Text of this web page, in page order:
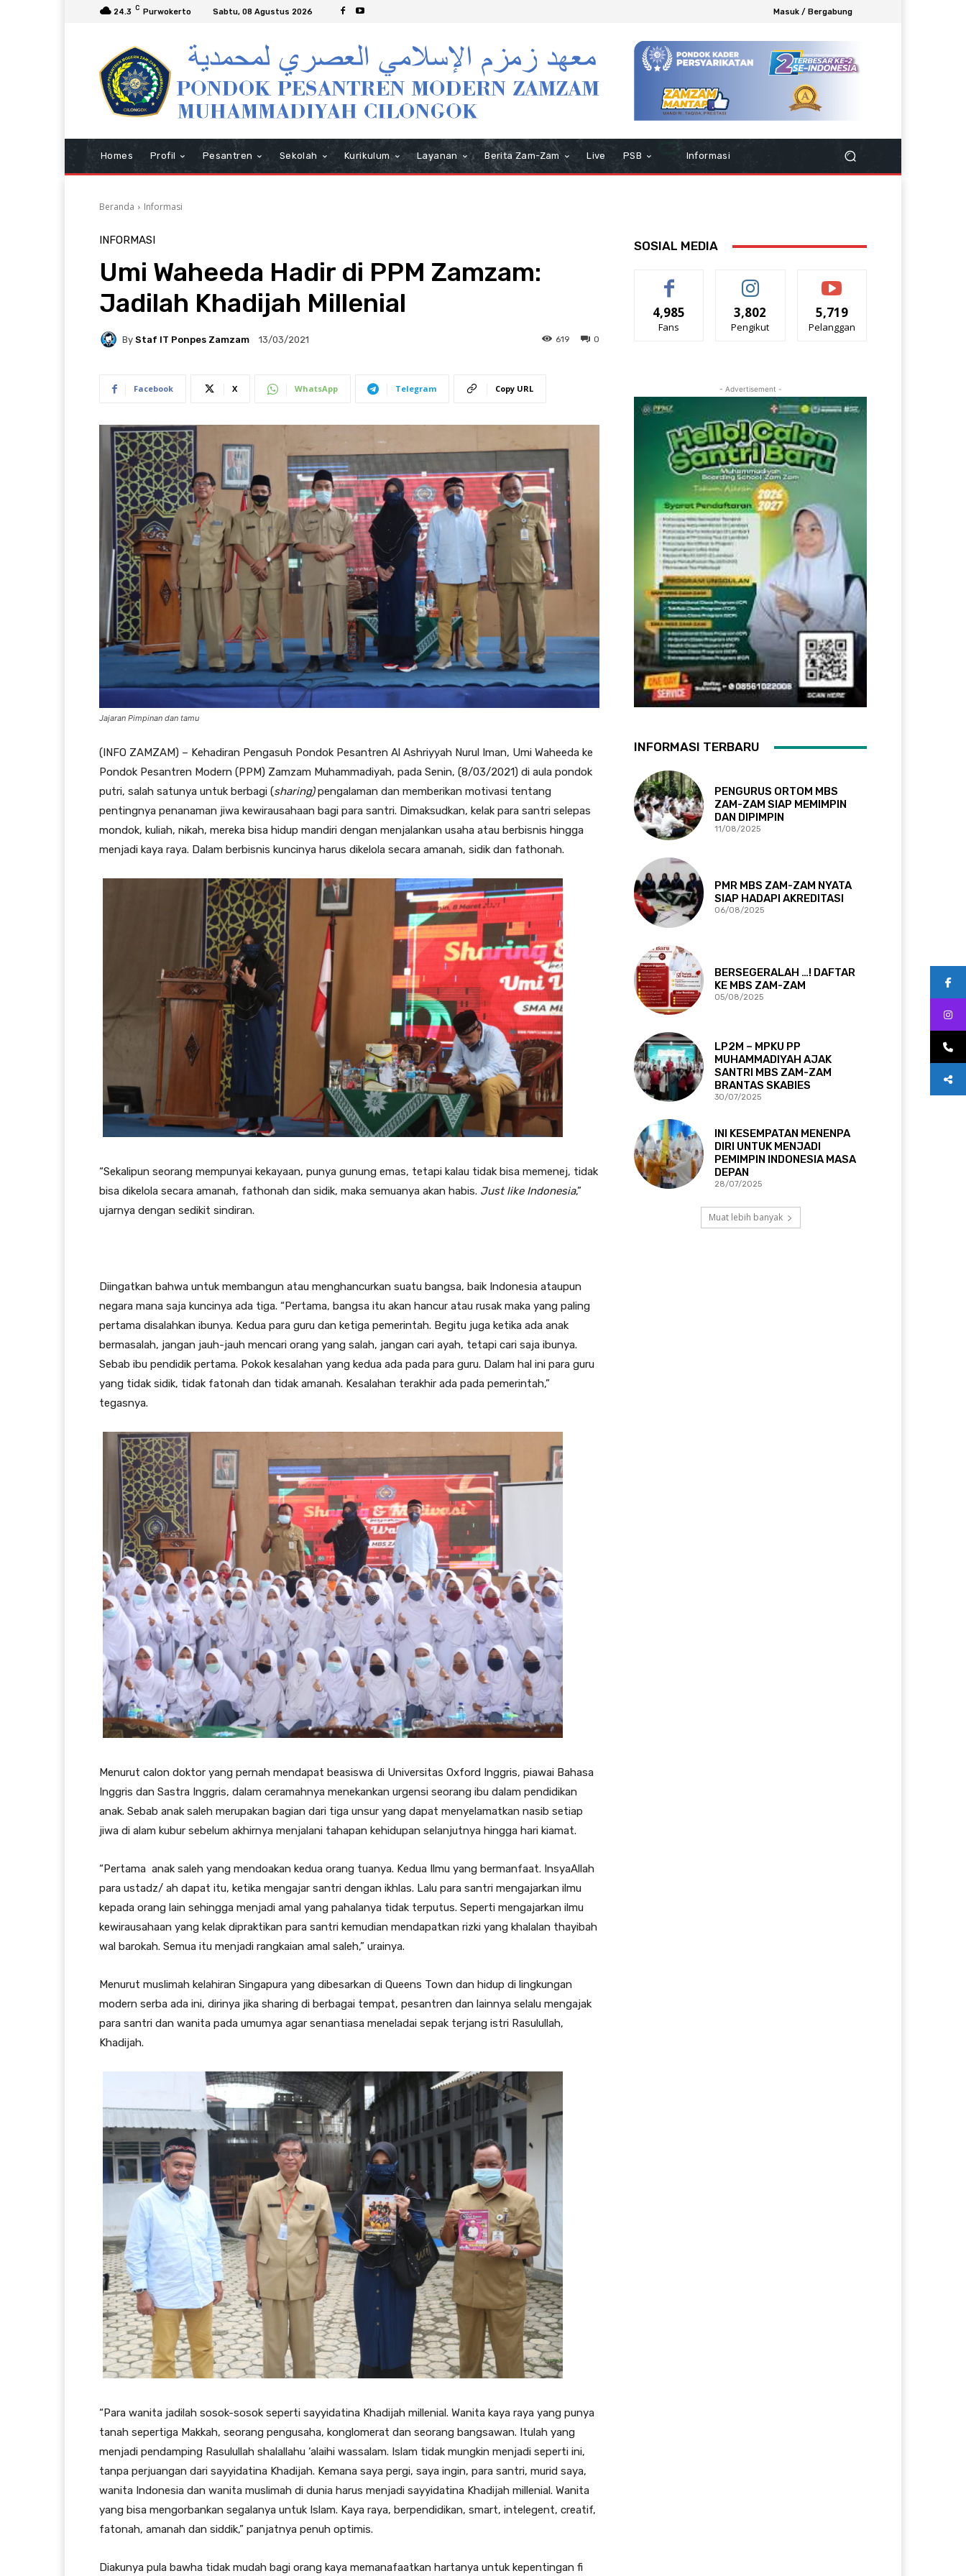
24.3 C Purwokerto Sabtu, 08 Agustus 2026 Masuk / Bergabung
Homes Profil Pesantren Sekolah Kurikulum Layanan Berita Zam-Zam Live PSB Informasi
Beranda Informasi
INFORMASI
Umi Waheeda Hadir di PPM Zamzam:
Jadilah Khadijah Millenial
By Staf IT Ponpes Zamzam 13/03/2021 0
619
Facebook X WhatsApp Telegram Copy URL
Jajaran Pimpinan dan tamu
(INFO ZAMZAM) – Kehadiran Pengasuh Pondok Pesantren Al Ashriyyah Nurul Iman, Umi Waheeda ke
Pondok Pesantren Modern (PPM) Zamzam Muhammadiyah, pada Senin, (8/03/2021) di aula pondok
putri, salah satunya untuk berbagi (sharing)pengalaman dan memberikan motivasi tentang
pentingnya penanaman jiwa kewirausahaan bagi para santri. Dimaksudkan, kelak para santri selepas
mondok, kuliah, nikah, mereka bisa hidup mandiri dengan menjalankan usaha atau berbisnis hingga
menjadi kaya raya. Dalam berbisnis kuncinya harus dikelola secara amanah, sidik dan fathonah.
“Sekalipun seorang mempunyai kekayaan, punya gunung emas, tetapi kalau tidak bisa memenej, tidak
bisa dikelola secara amanah, fathonah dan sidik, maka semuanya akan habis. Just like Indonesia,”
ujarnya dengan sedikit sindiran.
Diingatkan bahwa untuk membangun atau menghancurkan suatu bangsa, baik Indonesia ataupun
negara mana saja kuncinya ada tiga. “Pertama, bangsa itu akan hancur atau rusak maka yang paling
pertama disalahkan ibunya. Kedua para guru dan ketiga pemerintah. Begitu juga ketika ada anak
bermasalah, jangan jauh-jauh mencari orang yang salah, jangan cari ayah, tetapi cari saja ibunya.
Sebab ibu pendidik pertama. Pokok kesalahan yang kedua ada pada para guru. Dalam hal ini para guru
yang tidak sidik, tidak fatonah dan tidak amanah. Kesalahan terakhir ada pada pemerintah,”
tegasnya.
Menurut calon doktor yang pernah mendapat beasiswa di Universitas Oxford Inggris, piawai Bahasa
Inggris dan Sastra Inggris, dalam ceramahnya menekankan urgensi seorang ibu dalam pendidikan
anak. Sebab anak saleh merupakan bagian dari tiga unsur yang dapat menyelamatkan nasib setiap
jiwa di alam kubur sebelum akhirnya menjalani tahapan kehidupan selanjutnya hingga hari kiamat.
“Pertama anak saleh yang mendoakan kedua orang tuanya. Kedua Ilmu yang bermanfaat. InsyaAllah
para ustadz/ ah dapat itu, ketika mengajar santri dengan ikhlas. Lalu para santri mengajarkan ilmu
kepada orang lain sehingga menjadi amal yang pahalanya tidak terputus. Seperti mengajarkan ilmu
kewirausahaan yang kelak dipraktikan para santri kemudian mendapatkan rizki yang khalalan thayibah
wal barokah. Semua itu menjadi rangkaian amal saleh,” urainya.
Menurut muslimah kelahiran Singapura yang dibesarkan di Queens Town dan hidup di lingkungan
modern serba ada ini, dirinya jika sharing di berbagai tempat, pesantren dan lainnya selalu mengajak
para santri dan wanita pada umumya agar senantiasa meneladai sepak terjang istri Rasulullah,
Khadijah.
“Para wanita jadilah sosok-sosok seperti sayyidatina Khadijah millenial. Wanita kaya raya yang punya
tanah sepertiga Makkah, seorang pengusaha, konglomerat dan seorang bangsawan. Itulah yang
menjadi pendamping Rasulullah shalallahu ‘alaihi wassalam. Islam tidak mungkin menjadi seperti ini,
tanpa perjuangan dari sayyidatina Khadijah. Kemana saya pergi, saya ingin, para santri, murid saya,
wanita Indonesia dan wanita muslimah di dunia harus menjadi sayyidatina Khadijah millenial. Wanita
yang bisa mengorbankan segalanya untuk Islam. Kaya raya, berpendidikan, smart, intelegent, creatif,
fatonah, amanah dan siddik,” panjatnya penuh optimis.
Diakunya pula bawha tidak mudah bagi orang kaya memanafaatkan hartanya untuk kepentingan fi
SOSIAL MEDIA
4,985
Fans
3,802
Pengikut
5,719
Pelanggan
- Advertisement -
INFORMASI TERBARU
PENGURUS ORTOM MBS
ZAM-ZAM SIAP MEMIMPIN
DAN DIPIMPIN
11/08/2025
PMR MBS ZAM-ZAM NYATA
SIAP HADAPI AKREDITASI
06/08/2025
BERSEGERALAH …! DAFTAR
KE MBS ZAM-ZAM
05/08/2025
LP2M – MPKU PP
MUHAMMADIYAH AJAK
SANTRI MBS ZAM-ZAM
BRANTAS SKABIES
30/07/2025
INI KESEMPATAN MENENPA
DIRI UNTUK MENJADI
PEMIMPIN INDONESIA MASA
DEPAN
28/07/2025
Muat lebih banyak